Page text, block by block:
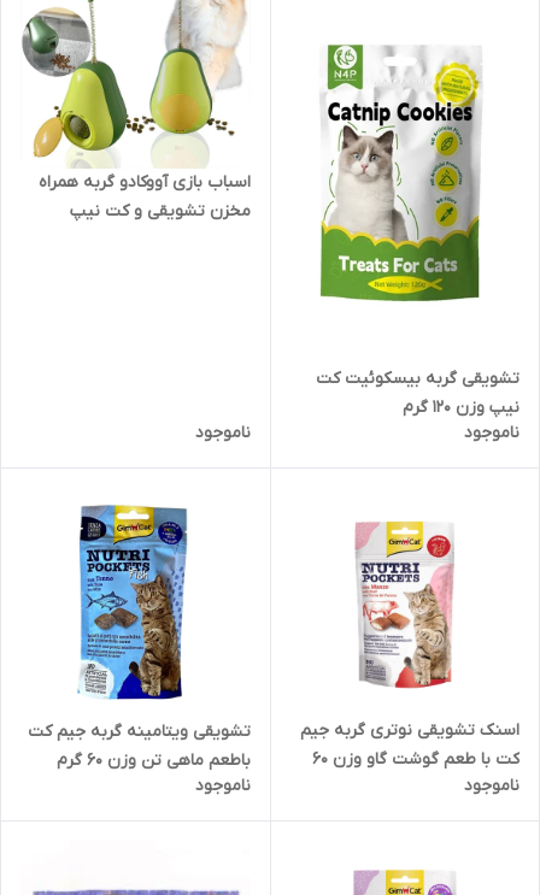
تشویقی گربه بیسکوئیت کت
نیپ وزن 120 گرم
ناموجود
اسباب بازی آووکادو گربه همراه
مخزن تشویقی و کت نیپ
ناموجود
اسنک تشویقی نوتری گربه جیم
کت با طعم گوشت گاو وزن 60
گرم
ناموجود
تشویقی ویتامینه گربه جیم کت
باطعم ماهی تن وزن 60 گرم
(دارای امگا 3 و امگا 6)
ناموجود